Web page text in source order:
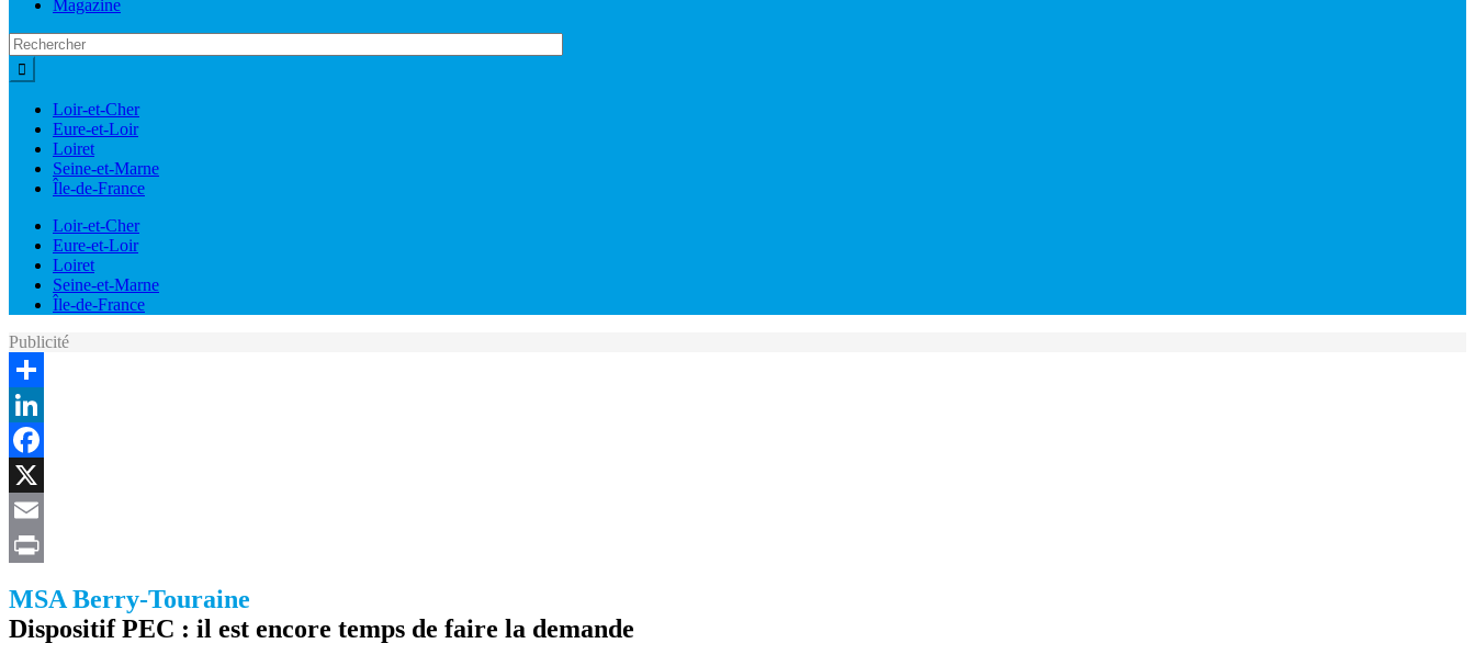
Magazine
Loir-et-Cher
Eure-et-Loir
Loiret
Seine-et-Marne
Île-de-France
Loir-et-Cher
Eure-et-Loir
Loiret
Seine-et-Marne
Île-de-France
Publicité
Share
LinkedIn
Facebook
X
Email
MSA Berry-Touraine
Dispositif PEC : il est encore temps de faire la demande